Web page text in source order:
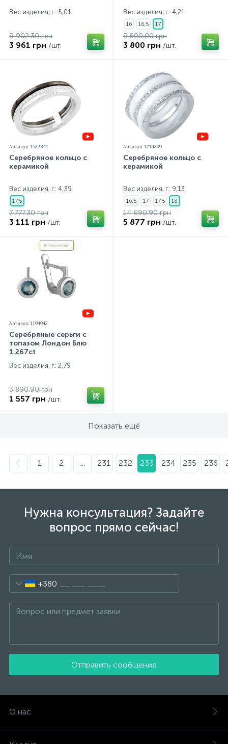
Вес изделия, г.: 5,01
9 902.30 грн
3 961 грн /шт.
Вес изделия, г.: 4,21
16 16,5 17
9 500.00 грн
3 800 грн /шт.
Артикул: 1523841
Серебряное кольцо с
керамикой
Вес изделия, г.: 4,39
17,5
7 777.30 грн
3 111 грн /шт.
Артикул: 1214299
Серебряное кольцо с
керамикой
Вес изделия, г.: 9,13
16,5 17 17,5 18
14 690.90 грн
5 877 грн /шт.
Есть комплект
Артикул: 1194942
Серебряные серьги с
топазом Лондон Блю
1.267ct
Вес изделия, г.: 2,79
3 890.90 грн
1 557 грн /шт.
Показать ещё
1 2 ... 231 232 233 234 235 236
Нужна консультация? Задайте
вопрос прямо сейчас!
+380
Отправить сообщение
О нас